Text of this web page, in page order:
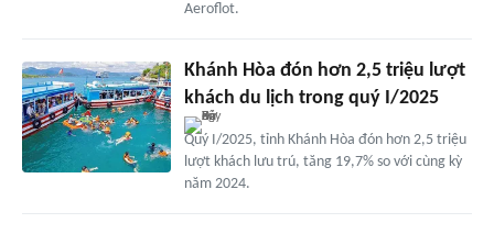
Aeroflot.
Khánh Hòa đón hơn 2,5 triệu lượt
khách du lịch trong quý I/2025
Quý I/2025, tỉnh Khánh Hòa đón hơn 2,5 triệu
lượt khách lưu trú, tăng 19,7% so với cùng kỳ
năm 2024.